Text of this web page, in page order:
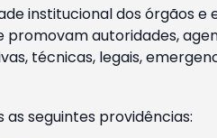
institucional dos órgãos
autoridades,
técnicas, legais,
seguintes providências: